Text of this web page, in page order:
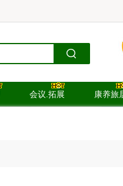
会议.拓展 康养旅